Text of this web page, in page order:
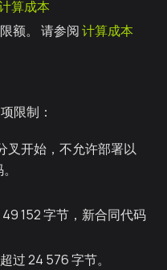
算成本
额。 请参阅计算成本
限制：
叉开始，不允许部署以
152 字节，新合同代码
过 24 576 字节。